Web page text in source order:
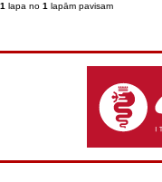
1 lapa no 1 lapām pavisam